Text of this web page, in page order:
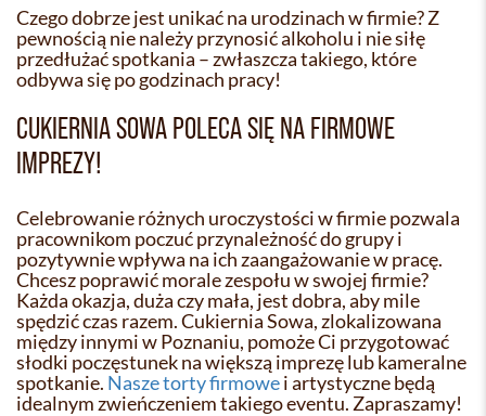
Czego dobrze jest unikać na urodzinach w firmie? Z
pewnością nie należy przynosić alkoholu i nie siłę
przedłużać spotkania – zwłaszcza takiego, które
odbywa się po godzinach pracy!
CUKIERNIA SOWA POLECA SIĘ NA FIRMOWE
IMPREZY!
Celebrowanie różnych uroczystości w firmie pozwala
pracownikom poczuć przynależność do grupy i
pozytywnie wpływa na ich zaangażowanie w pracę.
Chcesz poprawić morale zespołu w swojej firmie?
Każda okazja, duża czy mała, jest dobra, aby mile
spędzić czas razem. Cukiernia Sowa, zlokalizowana
między innymi w Poznaniu, pomoże Ci przygotować
słodki poczęstunek na większą imprezę lub kameralne
spotkanie. Nasze torty firmowei artystyczne będą
idealnym zwieńczeniem takiego eventu. Zapraszamy!